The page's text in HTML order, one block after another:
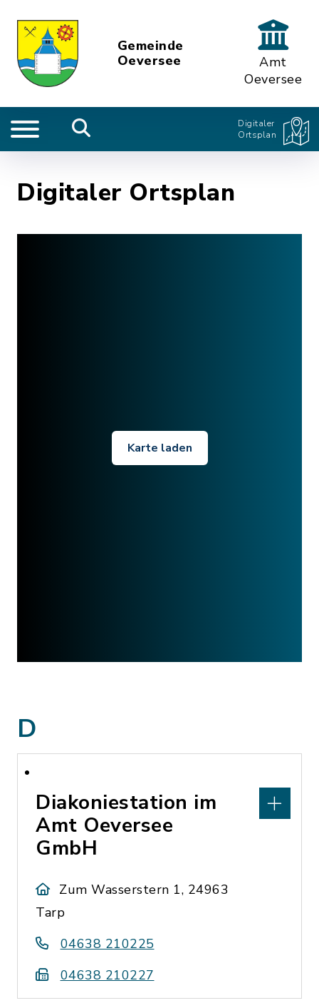
Gemeinde
Oeversee
Amt
Oeversee
Digitaler
Ortsplan
Digitaler Ortsplan
Karte laden
D
Diakoniestation im
Amt Oeversee
GmbH
Zum Wasserstern 1, 24963
Tarp
04638 210225
04638 210227